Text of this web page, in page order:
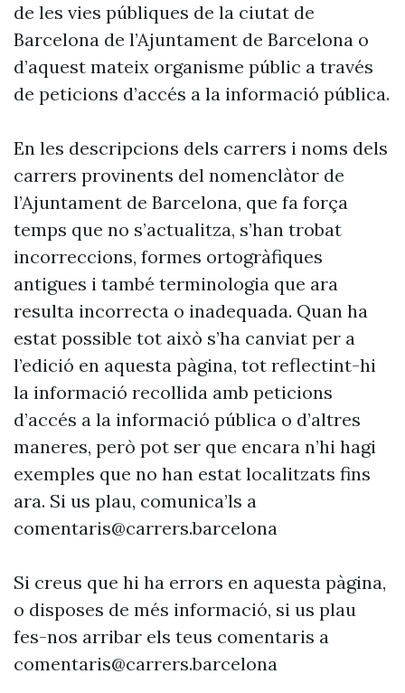
de les vies públiques de la ciutat de
Barcelona de l’Ajuntament de Barcelona o
d’aquest mateix organisme públic a través
de peticions d’accés a la informació pública.
En les descripcions dels carrers i noms dels
carrers provinents del nomenclàtor de
l’Ajuntament de Barcelona, que fa força
temps que no s’actualitza, s’han trobat
incorreccions, formes ortogràfiques
antigues i també terminologia que ara
resulta incorrecta o inadequada. Quan ha
estat possible tot això s’ha canviat per a
l’edició en aquesta pàgina, tot reflectint-hi
la informació recollida amb peticions
d’accés a la informació pública o d’altres
maneres, però pot ser que encara n’hi hagi
exemples que no han estat localitzats fins
ara. Si us plau, comunica’ls a
comentaris@carrers.barcelona
Si creus que hi ha errors en aquesta pàgina,
o disposes de més informació, si us plau
fes-nos arribar els teus comentaris a
comentaris@carrers.barcelona